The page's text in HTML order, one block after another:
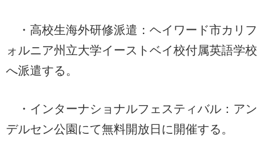
・高校生海外研修派遣：ヘイワード市カリフ
ォルニア州立大学イーストベイ校付属英語学校
へ派遣する。
・インターナショナルフェスティバル：アン
デルセン公園にて無料開放日に開催する。